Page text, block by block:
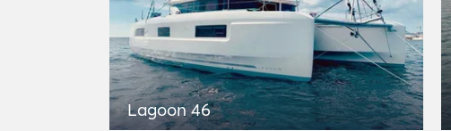
Lagoon 46